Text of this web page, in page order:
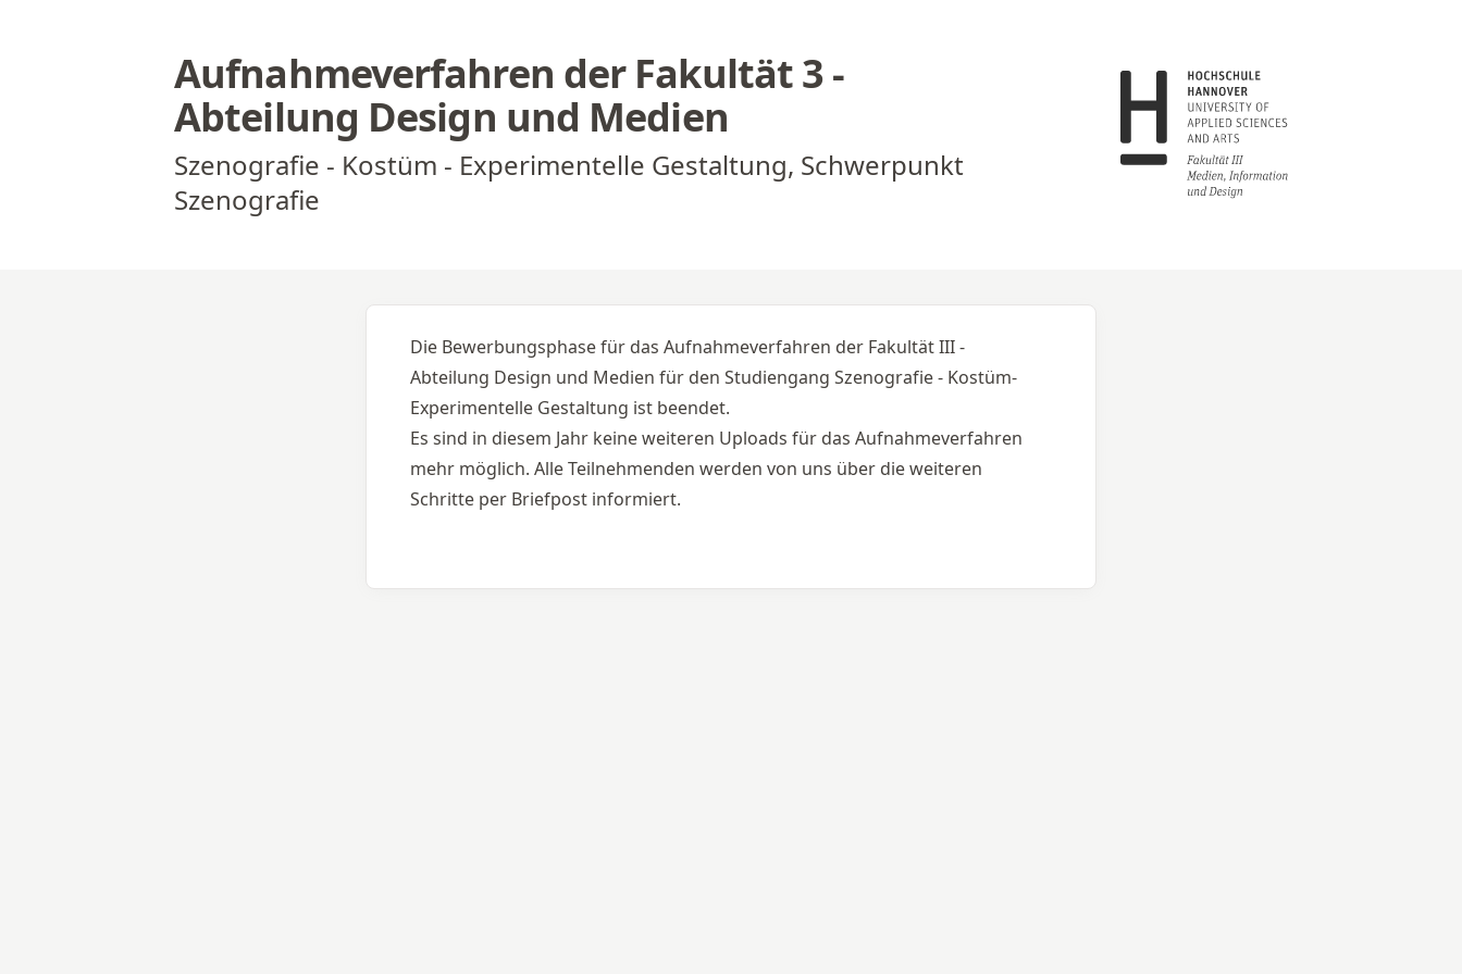
Aufnahmeverfahren der Fakultät 3-
Abteilung Design und Medien
Szenografie - Kostüm - Experimentelle Gestaltung, Schwerpunkt
Szenografie
Die Bewerbungsphase für das Aufnahmeverfahren der Fakultät III -
Abteilung Design und Medien für den Studiengang Szenografie - Kostüm-
Experimentelle Gestaltung ist beendet.
Es sind in diesem Jahr keine weiteren Uploads für das Aufnahmeverfahren
mehr möglich. Alle Teilnehmenden werden von uns über die weiteren
Schritte per Briefpost informiert.